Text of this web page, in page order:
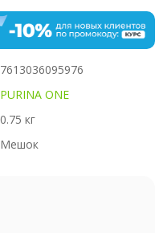
7613036095976
PURINA ONE
0.75 кг
Мешок